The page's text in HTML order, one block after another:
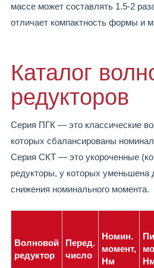
массе может составлять 1.5-2
отличает компактность формы и
Каталог
редукторов
Серия ПГК — это классические
которых сбалансированы
Серия СКТ — это укороченные
редукторы, у которых уменьшена
снижения номинального момента.
Волновой
редуктор
Перед.
число
Номин.
момент,
Нм